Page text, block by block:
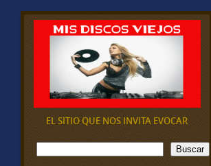
EL SITIO QUE NOS INVITA EVOCAR
B
u
Buscar